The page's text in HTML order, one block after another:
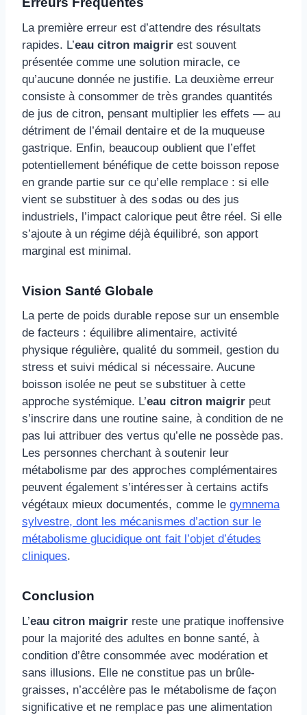
La première erreur est d’attendre des résultats
rapides. L’eau citron maigrirest souvent
présentée comme une solution miracle, ce
qu’aucune donnée ne justifie. La deuxième erreur
consiste à consommer de très grandes quantités
de jus de citron, pensant multiplier les effets — au
détriment de l’émail dentaire et de la muqueuse
gastrique. Enfin, beaucoup oublient que l’effet
potentiellement bénéfique de cette boisson repose
en grande partie sur ce qu’elle remplace : si elle
vient se substituer à des sodas ou des jus
industriels, l’impact calorique peut être réel. Si elle
s’ajoute à un régime déjà équilibré, son apport
marginal est minimal.
Vision Santé Globale
La perte de poids durable repose sur un ensemble
de facteurs : équilibre alimentaire, activité
physique régulière, qualité du sommeil, gestion du
stress et suivi médical si nécessaire. Aucune
boisson isolée ne peut se substituer à cette
approche systémique. L’eau citron maigrirpeut
s’inscrire dans une routine saine, à condition de ne
pas lui attribuer des vertus qu’elle ne possède pas.
Les personnes cherchant à soutenir leur
métabolisme par des approches complémentaires
peuvent également s’intéresser à certains actifs
végétaux mieux documentés, comme le gymnema
sylvestre, dont les mécanismes d’action sur le
métabolisme glucidique ont fait l’objet d’études
cliniques.
Conclusion
L’eau citron maigrir reste une pratique inoffensive
pour la majorité des adultes en bonne santé, à
condition d’être consommée avec modération et
sans illusions. Elle ne constitue pas un brûle-
graisses, n’accélère pas le métabolisme de façon
significative et ne remplace pas une alimentation